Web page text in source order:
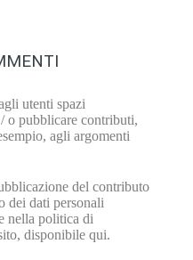
utenti spazi
o pubblicare contributi,
agli argomenti
del contributo
dei dati personali
nella politica di
disponibile qui.